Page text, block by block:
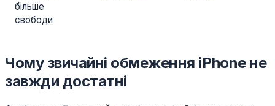
більше
свободи
Чому звичайні обмеження iPhone не
завжди достатні